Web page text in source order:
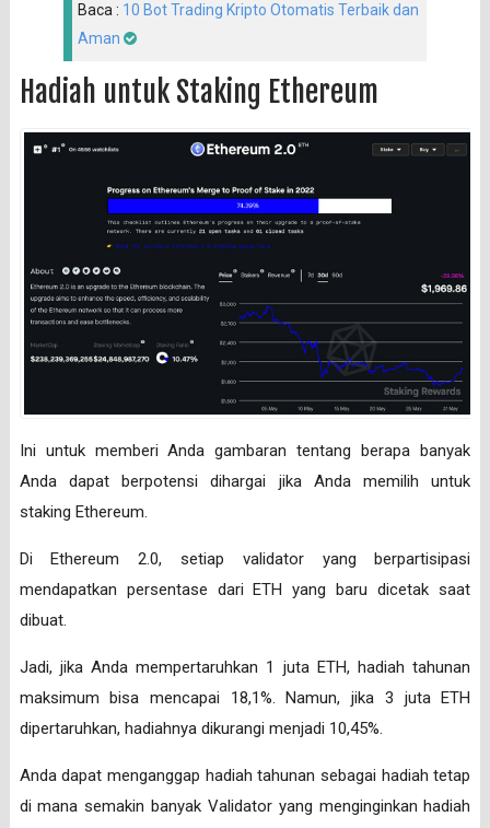
Baca : 10 Bot Trading Kripto Otomatis Terbaik dan
Aman
Hadiah untuk Staking Ethereum
Ini untuk memberi Anda gambaran tentang berapa banyak
Anda dapat berpotensi dihargai jika Anda memilih untuk
staking Ethereum.
Di Ethereum 2.0, setiap validator yang berpartisipasi
mendapatkan persentase dari ETH yang baru dicetak saat
dibuat.
Jadi, jika Anda mempertaruhkan 1 juta ETH, hadiah tahunan
maksimum bisa mencapai 18,1%. Namun, jika 3 juta ETH
dipertaruhkan, hadiahnya dikurangi menjadi 10,45%.
Anda dapat menganggap hadiah tahunan sebagai hadiah tetap
di mana semakin banyak Validator yang menginginkan hadiah